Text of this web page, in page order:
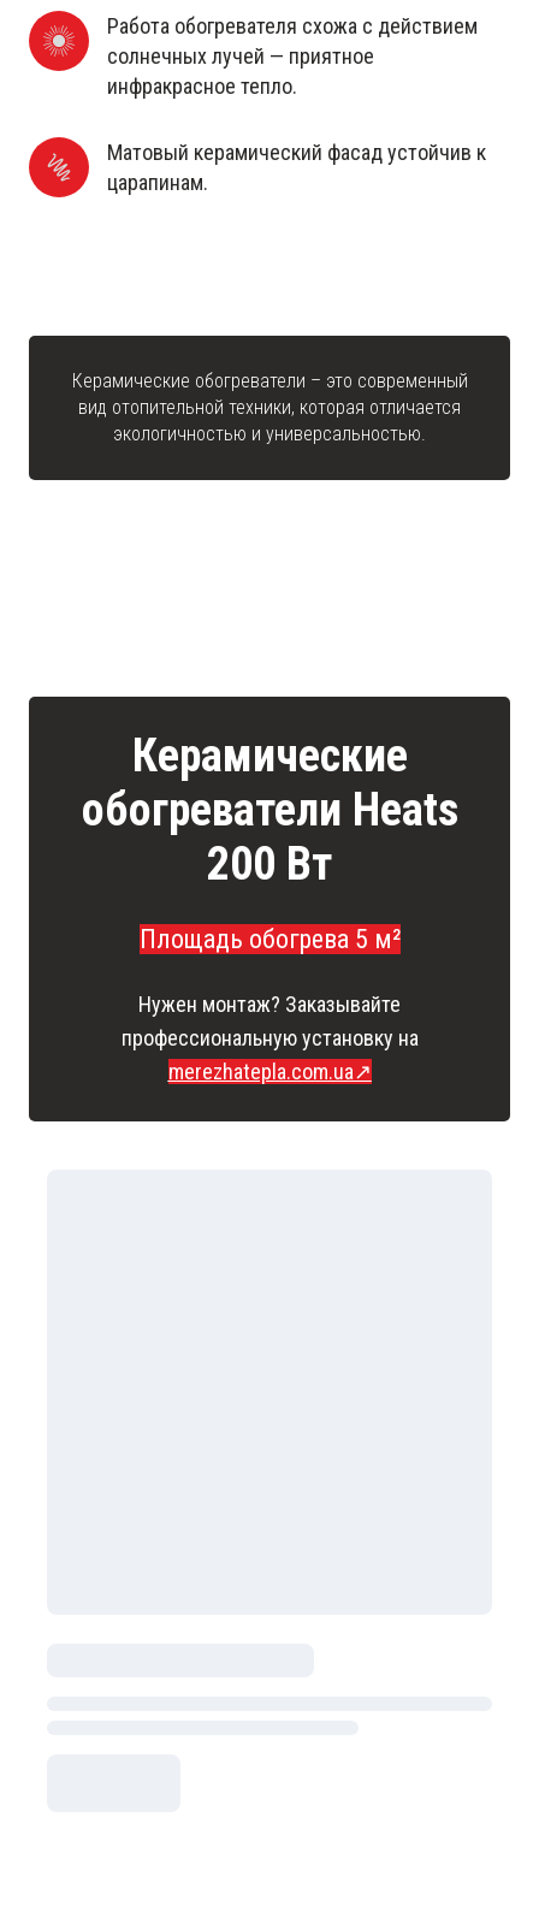
Работа обогревателя схожа с действием
солнечных лучей — приятное
инфракрасное тепло.
Матовый керамический фасад устойчив к
царапинам.
Керамические обогреватели – это современный
вид отопительной техники, которая отличается
экологичностью и универсальностью.
Керамические
обогреватели Heats
200 Вт
Площадь обогрева 5 м²
Нужен монтаж? Заказывайте
профессиональную установку на
merezhatepla.com.ua↗